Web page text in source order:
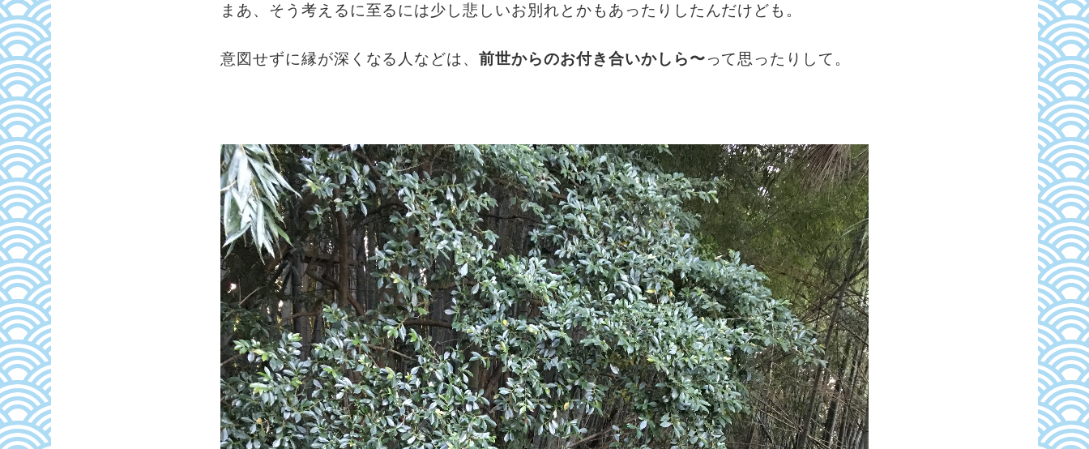
まあ、そう考えるに至るには少し悲しいお別れとかもあったりしたんだけども。
意図せずに縁が深くなる人などは、前世からのお付き合いかしら〜って思ったりして。